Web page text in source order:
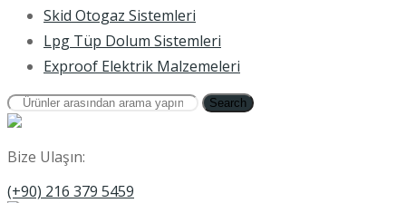
Skid Otogaz Sistemleri
Lpg Tüp Dolum Sistemleri
Exproof Elektrik Malzemeleri
Search
Bize Ulaşın:
(+90) 216 379 5459